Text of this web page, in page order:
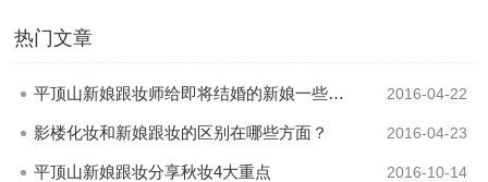
热门文章
平顶山新娘跟妆师给即将结婚的新娘一些建议 2016-04-22
影楼化妆和新娘跟妆的区别在哪些方面？ 2016-04-23
平顶山新娘跟妆分享秋妆4大重点 2016-10-14